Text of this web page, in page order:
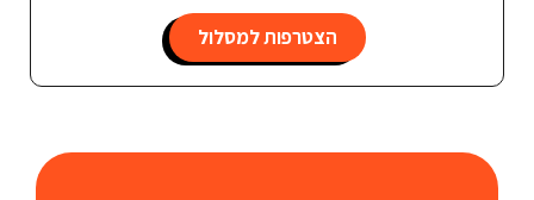
הצטרפות למסלול